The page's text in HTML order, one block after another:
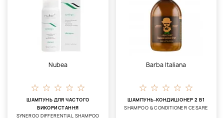
Nubea
ШАМПУНЬ ДЛЯ ЧАСТОГО
ВИКОРИСТАННЯ
SYNERGO DIFFERENTIAL SHAMPOO
Barba Italiana
ШАМПУНЬ-КОНДИЦІОНЕР 2 В1
SHAMPOO & CONDITIONER CESARE